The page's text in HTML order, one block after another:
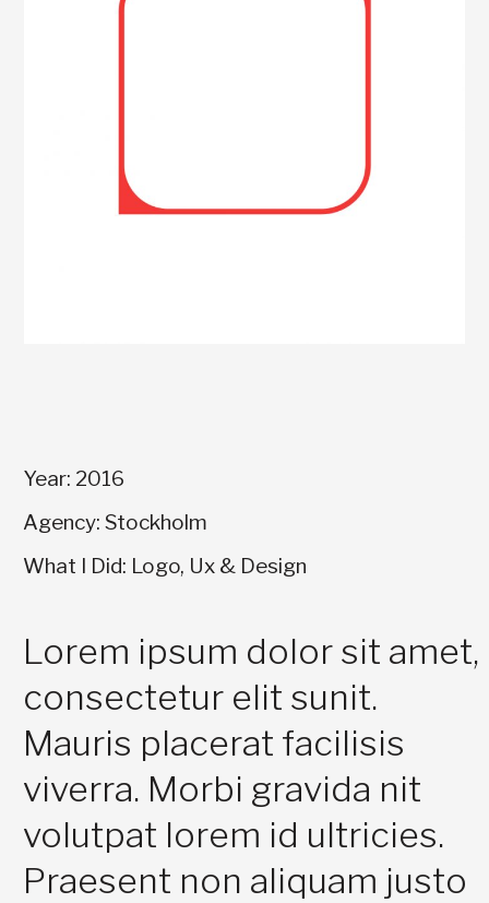
Year: 2016
Agency: Stockholm
What I Did: Logo, Ux & Design
Lorem ipsum dolor sit amet,
consectetur elit sunit.
Mauris placerat facilisis
viverra. Morbi gravida nit
volutpat lorem id ultricies.
Praesent non aliquam justo